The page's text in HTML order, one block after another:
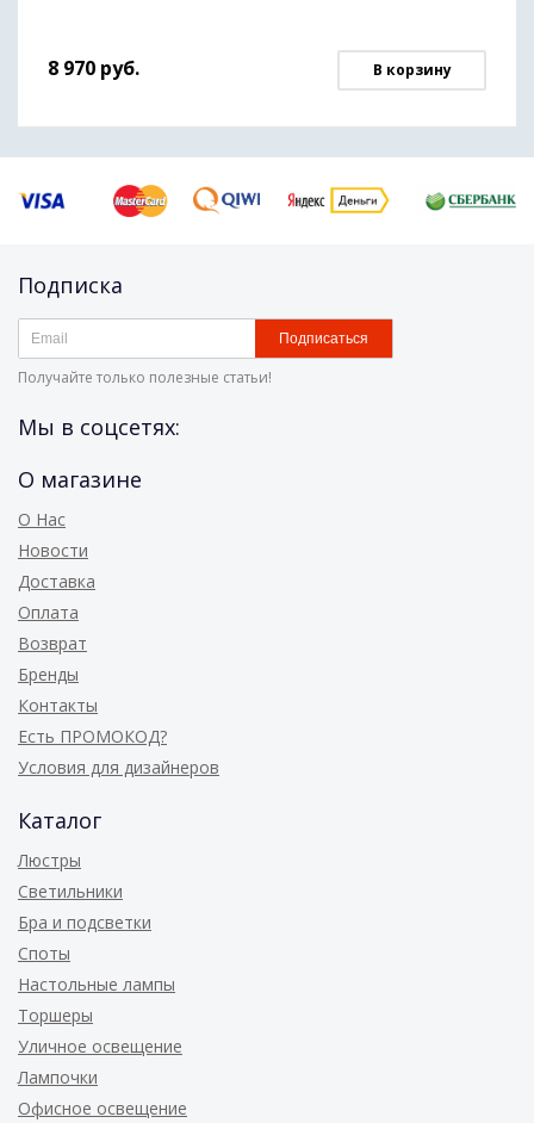
8 970 руб. В корзину
Подписка
Подписаться
Получайте только полезные статьи!
Мы в соцсетях:
О магазине
О Нас
Новости
Доставка
Оплата
Возврат
Бренды
Контакты
Есть ПРОМОКОД?
Условия для дизайнеров
Каталог
Люстры
Светильники
Бра и подсветки
Споты
Настольные лампы
Торшеры
Уличное освещение
Лампочки
Офисное освещение